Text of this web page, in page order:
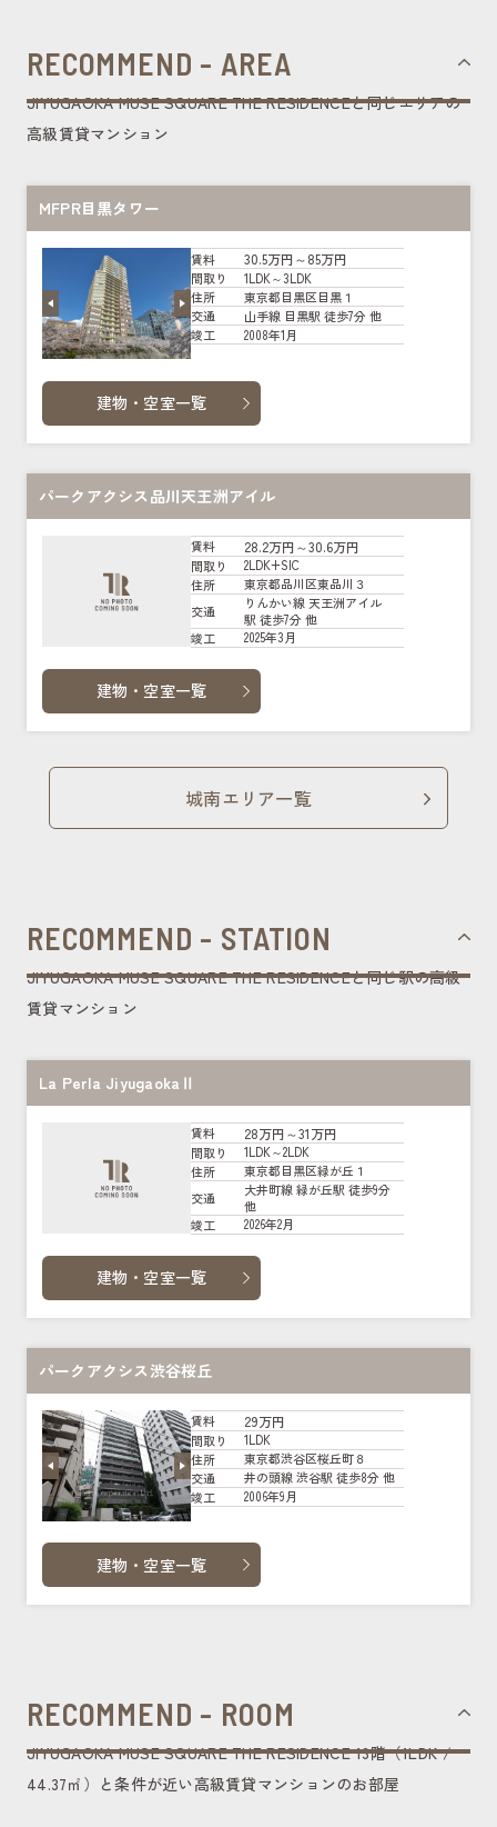
RECOMMEND - AREA
JIYUGAOKA MUSE SQUARE THE RESIDENCEと同じエリアの
高級賃貸マンション
MFPR目黒タワー
賃料 30.5万円～85万円
間取り
1LDK～3LDK
住所
東京都目黒区目黒１
交通
山手線 目黒駅 徒歩7分 他
竣工
2008年1月
建物・空室一覧
パークアクシス品川天王洲アイル
賃料 28.2万円～30.6万円
間取り
2LDK+SIC
住所
東京都品川区東品川３
交通
りんかい線 天王洲アイル
駅 徒歩7分 他
竣工
2025年3月
建物・空室一覧
城南エリア一覧
RECOMMEND - STATION
JIYUGAOKA MUSE SQUARE THE RESIDENCEと同じ駅の高級
賃貸マンション
La Perla JiyugaokaⅡ
賃料 28万円～31万円
間取り
1LDK～2LDK
住所
東京都目黒区緑が丘１
交通
大井町線 緑が丘駅 徒歩9分
他
竣工
2026年2月
建物・空室一覧
パークアクシス渋谷桜丘
賃料 29万円
間取り
1LDK
住所
東京都渋谷区桜丘町８
交通
井の頭線 渋谷駅 徒歩8分 他
竣工
2006年9月
建物・空室一覧
RECOMMEND - ROOM
JIYUGAOKA MUSE SQUARE THE RESIDENCE 13階（1LDK /
44.37㎡）と条件が近い高級賃貸マンションのお部屋